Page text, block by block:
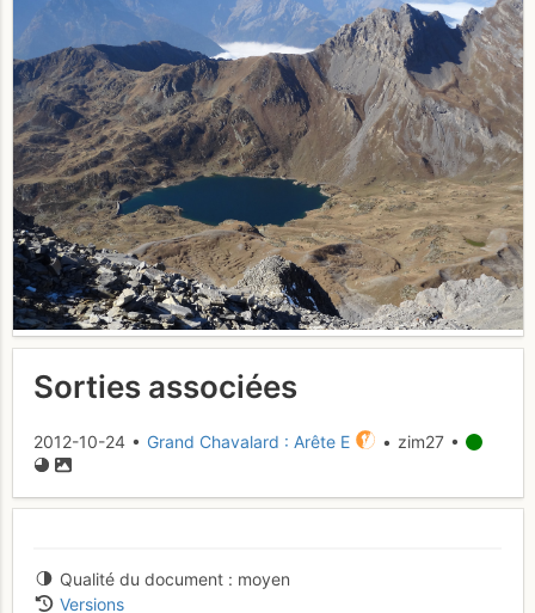
Sorties associées
2012-10-24 • Grand Chavalard : Arête E • zim27 •
Qualité du document
moyen
Versions